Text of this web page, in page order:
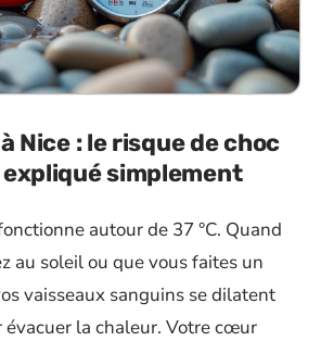
Nice : le risque de choc
simplement
autour de 37 °C. Quand
au soleil ou que vous faites un
vaisseaux sanguins se dilatent
évacuer la chaleur. Votre cœur